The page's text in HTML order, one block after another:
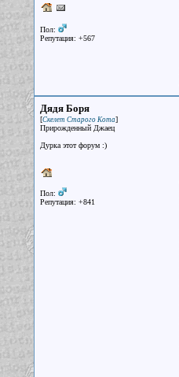
Пол:
Репутация: +567
Дядя Боря
[Скелет Старого Кота]
Прирожденный Джаец
Дурка этот форум :)
Пол:
Репутация: +841